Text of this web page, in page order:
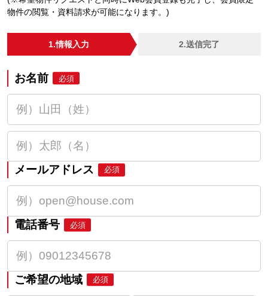
物件の閲覧・資料請求が可能になります。)
1.情報入力 2.送信完了
お名前 必須
メールアドレス 必須
電話番号 必須
ご希望の地域 必須